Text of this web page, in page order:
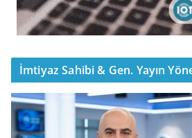
İmtiyaz Sahibi & Gen. Yayın